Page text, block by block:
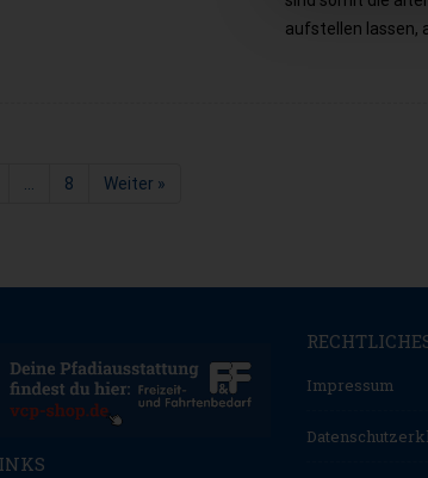
aufstellen lassen,
Seite
… Seite
8 Weiter »
Impressum